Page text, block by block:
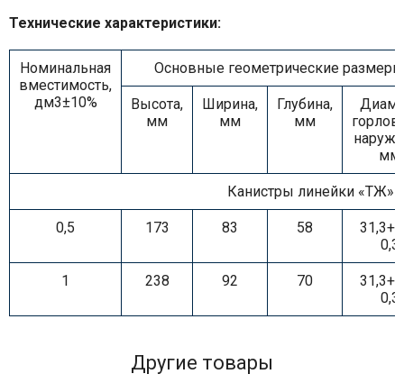
Технические характеристики:
Номинальная
вместимость,
дм3±10%
Основные геометрические размеры
Высота,
мм
Ширина,
мм
Глубина,
мм
мм
Канистры линейки «ТЖ»
0,5 173 83 58
0,3
1 238 92 70
0,3
Другие товары